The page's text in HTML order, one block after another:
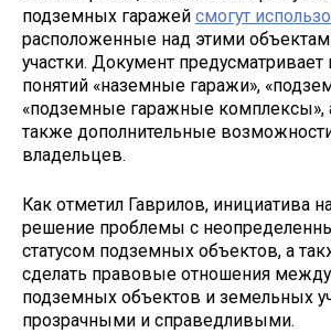
подземных гаражей смогут
расположенные над этими
участки. Документ
понятий «наземные гаражи»,
«подземные гаражные комплексы»,
также дополнительные
владельцев.
Как отметил Гаврилов, инициатива
решение проблемы с
статусом подземных объектов, а
сделать правовые отношения
подземных объектов и земельных
прозрачными и справедливыми.